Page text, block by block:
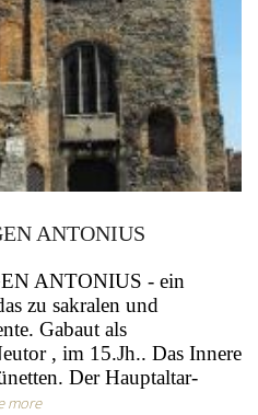
ANTONIUS
ANTONIUS - ein
zu sakralen und
Gabaut als
, im 15.Jh.. Das Innere
Der Hauptaltar-
more